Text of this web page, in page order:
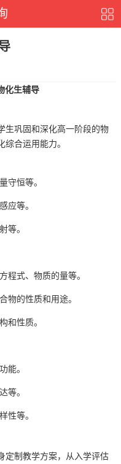
化生辅导
生巩固和深化高一阶段的物
合运用能力。
守恒等。
应等。
等。
程式、物质的量等。
物的性质和用途。
和性质。
能。
等。
性等。
定制教学方案，从入学评估